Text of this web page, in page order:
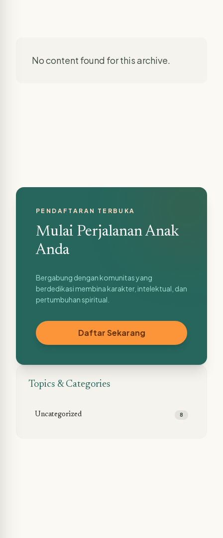
No content found for this archive.
PENDAFTARAN TERBUKA
Mulai Perjalanan Anak
Anda
Bergabung dengan komunitas yang
berdedikasi membina karakter, intelektual, dan
pertumbuhan spiritual.
Daftar Sekarang
Topics & Categories
Uncategorized 8